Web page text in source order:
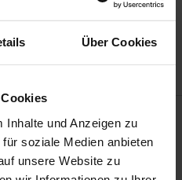
Über Cookies
Inhalte und Anzeigen zu
soziale Medien anbieten
unsere Website zu
zentraler